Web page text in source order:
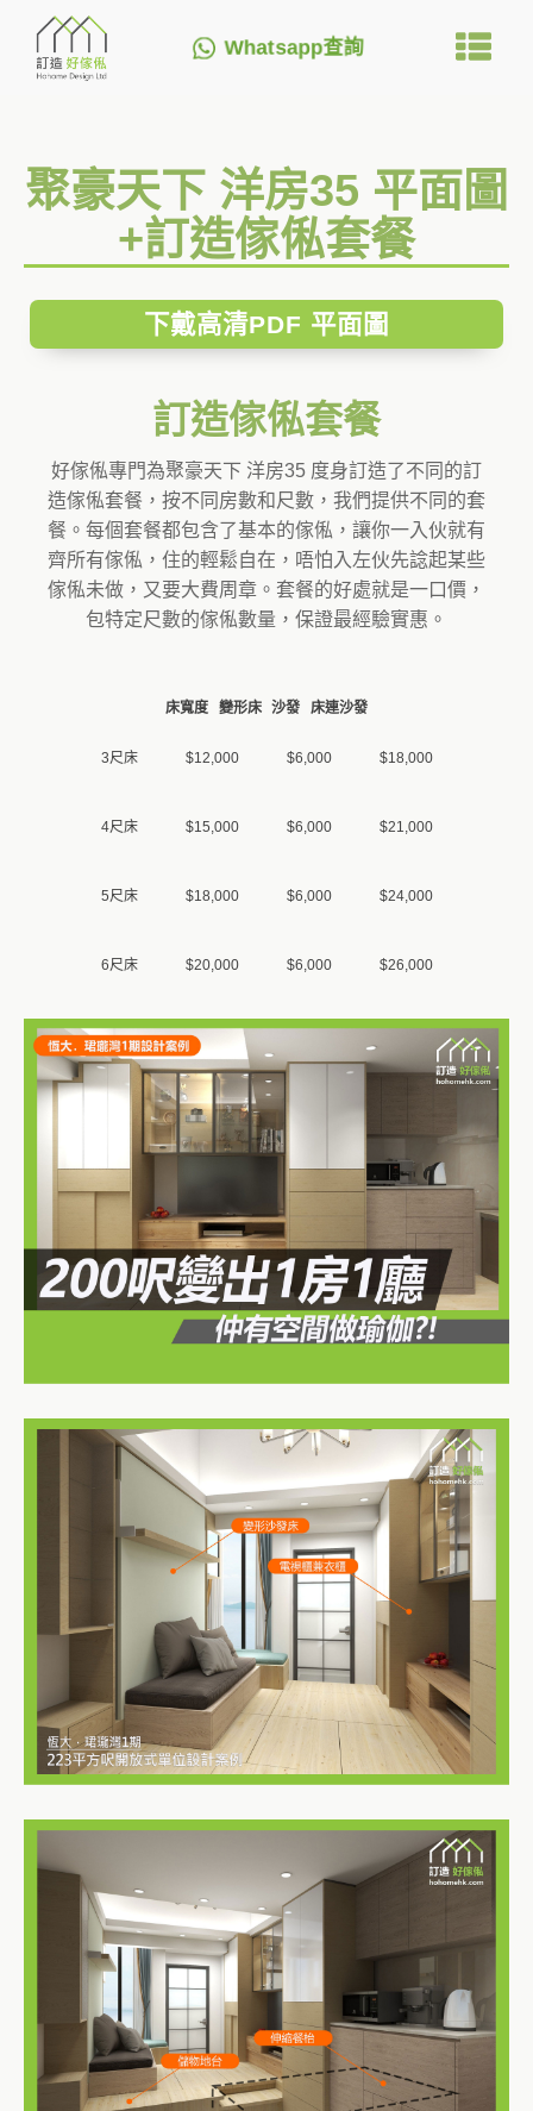
Whatsapp查詢
聚豪天下 洋房35 平面圖
+訂造傢俬套餐
下戴高清PDF 平面圖
訂造傢俬套餐
好傢俬專門為聚豪天下 洋房35 度身訂造了不同的訂
造傢俬套餐，按不同房數和尺數，我們提供不同的套
餐。每個套餐都包含了基本的傢俬，讓你一入伙就有
齊所有傢俬，住的輕鬆自在，唔怕入左伙先諗起某些
傢俬未做，又要大費周章。套餐的好處就是一口價，
包特定尺數的傢俬數量，保證最經驗實惠。
床寬度 變形床 沙發 床連沙發
3尺床 $12,000 $6,000 $18,000
4尺床 $15,000 $6,000 $21,000
5尺床 $18,000 $6,000 $24,000
6尺床 $20,000 $6,000 $26,000